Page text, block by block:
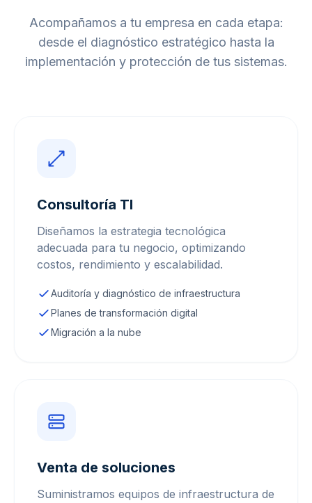
Acompañamos a tu empresa en cada etapa:
desde el diagnóstico estratégico hasta la
implementación y protección de tus sistemas.
Consultoría TI
Diseñamos la estrategia tecnológica
adecuada para tu negocio, optimizando
costos, rendimiento y escalabilidad.
Auditoría y diagnóstico de infraestructura
Planes de transformación digital
Migración a la nube
Venta de soluciones
Suministramos equipos de infraestructura de